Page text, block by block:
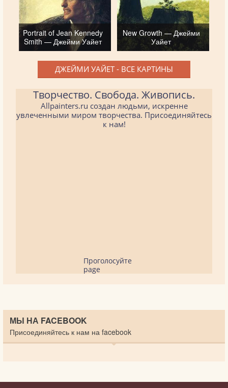
Portrait of Jean Kennedy
Smith — Джейми Уайет
New Growth — Джейми
Уайет
ДЖЕЙМИ УАЙЕТ - ВСЕ КАРТИНЫ
Творчество. Свобода. Живопись.
Allpainters.ru создан людьми, искренне
увлеченными миром творчества. Присоединяйтесь
к нам!
Проголосуйте
page
МЫ НА FACEBOOK
Присоединяйтесь к нам на facebook